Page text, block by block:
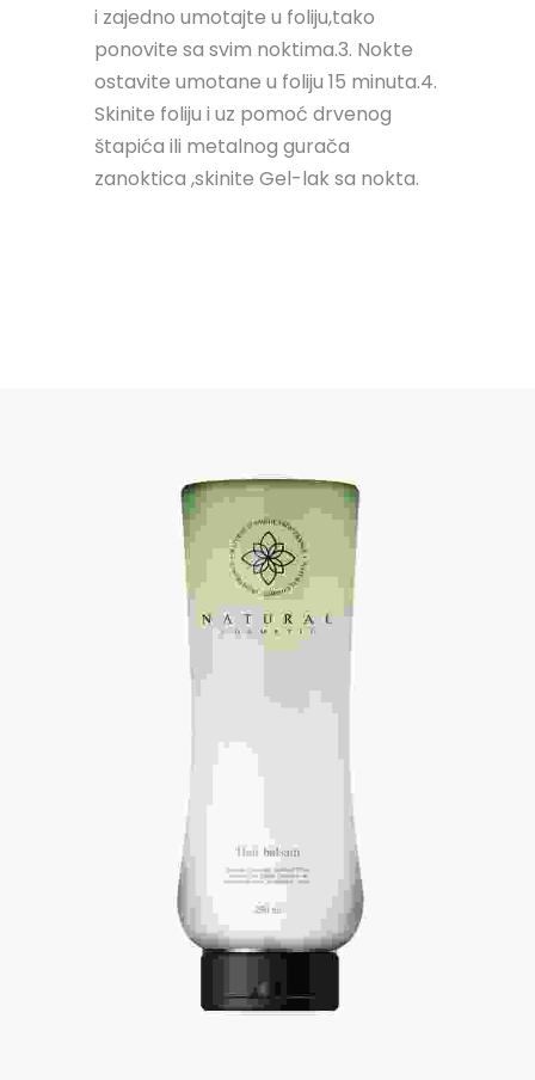
i zajedno umotajte u foliju,tako
ponovite sa svim noktima.3. Nokte
ostavite umotane u foliju 15 minuta.4.
Skinite foliju i uz pomoć drvenog
štapića ili metalnog gurača
zanoktica ,skinite Gel-lak sa nokta.